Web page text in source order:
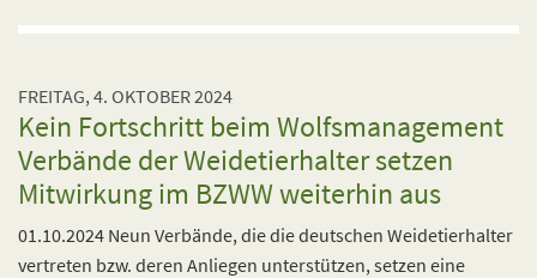
FREITAG, 4. OKTOBER 2024
Kein Fortschritt beim Wolfsmanagement
Verbände der Weidetierhalter setzen
Mitwirkung im BZWW weiterhin aus
01.10.2024 Neun Verbände, die die deutschen Weidetierhalter
vertreten bzw. deren Anliegen unterstützen, setzen eine